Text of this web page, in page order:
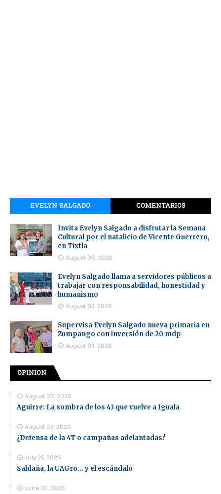
EVELYN SALGADO COMENTARIOS
Invita Evelyn Salgado a disfrutar la Semana
Cultural por el natalicio de Vicente Guerrero,
en Tixtla
August 06, 2026
Evelyn Salgado llama a servidores públicos a
trabajar con responsabilidad, honestidad y
humanismo
August 03, 2026
Supervisa Evelyn Salgado nueva primaria en
Zumpango con inversión de 20 mdp
August 03, 2026
OPINION
August 06, 2026
Aguirre: La sombra de los 43 que vuelve a Iguala
August 03, 2026
¿Defensa de la 4T o campañas adelantadas?
July 25, 2026
Saldaña, la UAGro... y el escándalo
June 20, 2026